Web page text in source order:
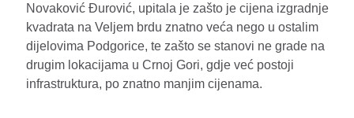
Novaković Đurović, upitala je zašto je cijena izgradnje
kvadrata na Veljem brdu znatno veća nego u ostalim
dijelovima Podgorice, te zašto se stanovi ne grade na
drugim lokacijama u Crnoj Gori, gdje već postoji
infrastruktura, po znatno manjim cijenama.